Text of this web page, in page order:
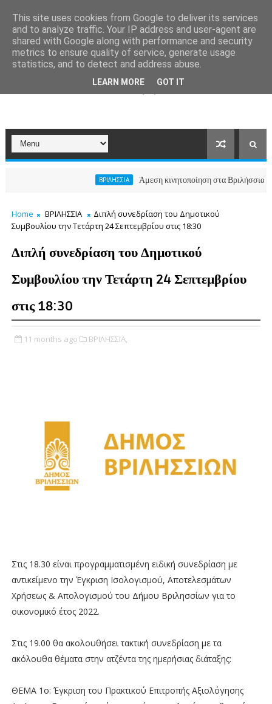
ΒΡΙΛΗΣΣΙΑ Άμεση κινητοποίηση στα Βριλήσσια, ο
Home ΒΡΙΛΗΣΣΙΑ
Διπλή συνεδρίαση του Δημοτικού
Συμβουλίου την Τετάρτη 24 Σεπτεμβρίου στις 18:30
Διπλή συνεδρίαση του Δημοτικού
Συμβουλίου την Τετάρτη 24 Σεπτεμβρίου
στις 18:30
11 months ago ΒΡΙΛΗΣΣΙΑ,
Στις 18.30 είναι προγραμματισμένη ειδική συνεδρίαση με
αντικείμενο την Έγκριση Ισολογισμού, Αποτελεσμάτων
Χρήσεως & Απολογισμού του Δήμου Βριλησσίων για το
οικονομικό έτος 2022.
Στις 19.00 θα ακολουθήσει τακτική συνεδρίαση με τα
ακόλουθα θέματα στην ατζέντα της ημερήσιας διάταξης:
ΘΕΜΑ 1ο: Έγκριση του Πρακτικού Επιτροπής Αξιολόγησης
This site uses cookies from Google to deliver its services
and to analyze traffic. Your IP address and user-agent are
shared with Google along with performance and security
metrics to ensure quality of service, generate usage
statistics, and to detect and address abuse.
LEARN MORE GOT IT